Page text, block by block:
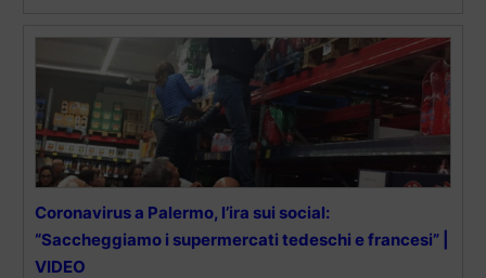
Coronavirus a Palermo, l’ira sui social:
“Saccheggiamo i supermercati tedeschi e francesi” |
VIDEO